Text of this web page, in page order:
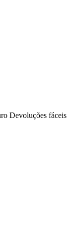
Devoluções fáceis